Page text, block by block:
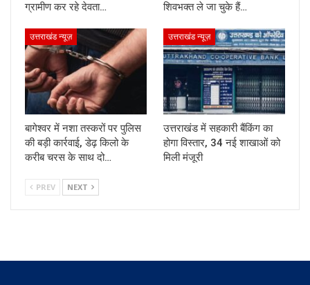
ग्रामीण कर रहे देवता…
शिवभक्त ले जा चुके हैं…
उत्तराखंड न्यूज़
बागेश्वर में नशा तस्करों पर पुलिस
की बड़ी कार्रवाई, डेढ़ किलो के
करीब चरस के साथ दो…
उत्तराखंड न्यूज़
उत्तराखंड में सहकारी बैंकिंग का
होगा विस्तार, 34 नई शाखाओं को
मिली मंजूरी
PREV NEXT